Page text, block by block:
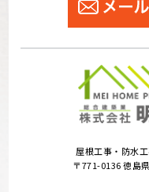
屋根工事・防水
〒771-0136 徳島